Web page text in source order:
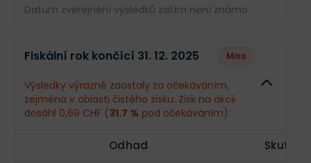
Datum zveřejnění výsledků zatím není známo.
Příjmy 127,7 mil. CHF
Fiskální rok končící 31. 12. 2025 Miss
Výsledky výrazně zaostaly za očekáváním,
zejména v oblasti čistého zisku. Zisk na akcii
dosáhl 0,69 CHF (31.7 % pod očekáváním).
Odhad